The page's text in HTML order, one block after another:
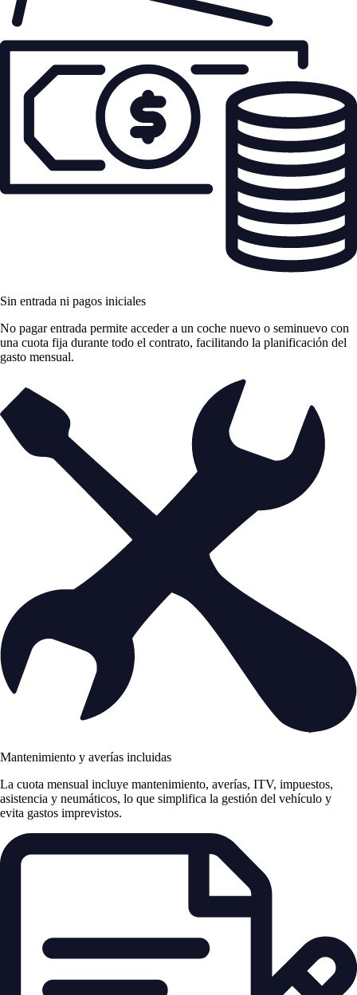
Sin entrada ni pagos iniciales
No pagar entrada permite acceder a un coche nuevo o seminuevo con
una cuota fija durante todo el contrato, facilitando la planificación del
gasto mensual.
Mantenimiento y averías incluidas
La cuota mensual incluye mantenimiento, averías, ITV, impuestos,
asistencia y neumáticos, lo que simplifica la gestión del vehículo y
evita gastos imprevistos.